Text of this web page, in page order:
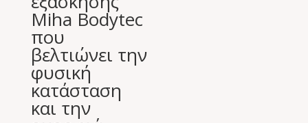
Miha Bodytec
που
βελτιώνει την
φυσική
κατάσταση
και την